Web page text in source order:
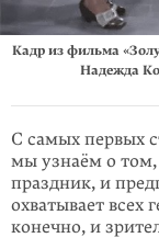
Кадр из фильма
Надежда
С самых первых
мы узнаём о том,
праздник, и
охватывает
конечно, и